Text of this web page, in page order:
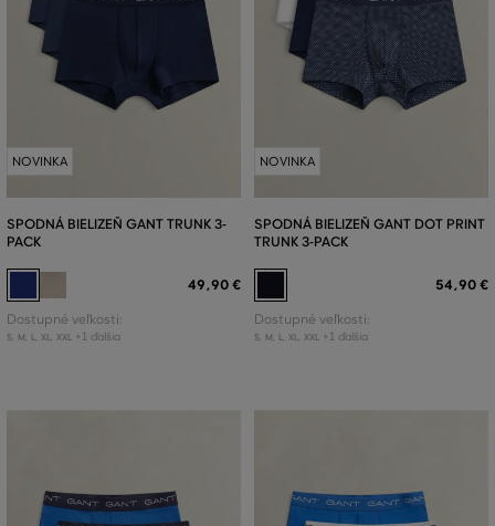
NOVINKA
SPODNÁ BIELIZEŇ GANT TRUNK 3-
PACK
49,90 €
Dostupné veľkosti:
S, M L XL XXL +1 ďalšia
NOVINKA
SPODNÁ BIELIZEŇ GANT DOT PRINT
TRUNK 3-PACK
54,90 €
Dostupné veľkosti:
S, M L XL XXL +1 ďalšia